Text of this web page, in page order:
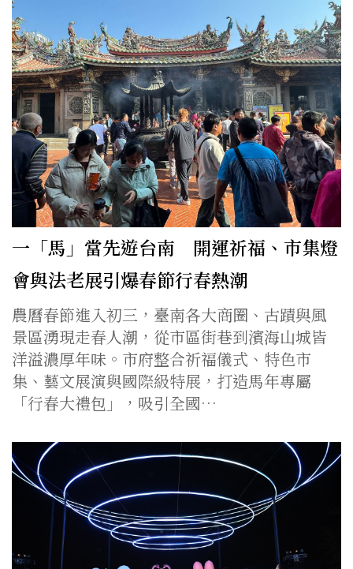
一「馬」當先遊台南 開運祈福、市集燈
會與法老展引爆春節行春熱潮
農曆春節進入初三，臺南各大商圈、古蹟與風
景區湧現走春人潮，從市區街巷到濱海山城皆
洋溢濃厚年味。市府整合祈福儀式、特色市
集、藝文展演與國際級特展，打造馬年專屬
「行春大禮包」，吸引全國…